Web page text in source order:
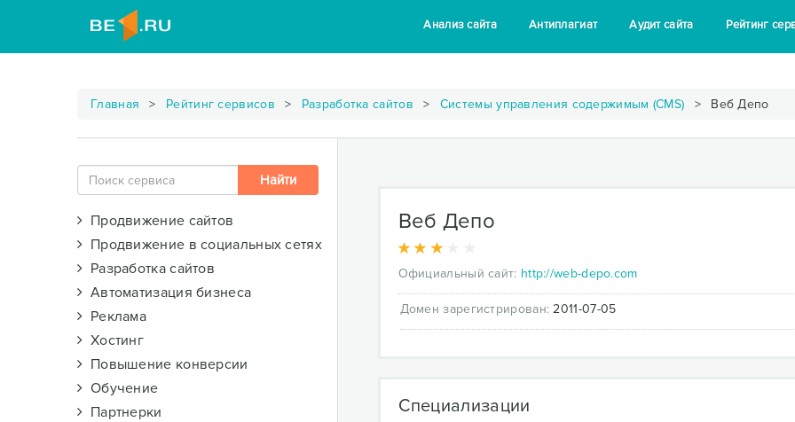
Анализ сайта Антиплагиат Аудит сайта Рейтинг
Главная Рейтинг сервисов Разработка сайтов Системы управления содержимым (CMS) Веб Депо
Продвижение сайтов
Продвижение в социальных сетях
Разработка сайтов
Автоматизация бизнеса
Реклама
Хостинг
Повышение конверсии
Обучение
Партнерки
Веб Депо
Официальный сайт: http://web-depo.com
Домен зарегистрирован: 2011-07-05
Специализации